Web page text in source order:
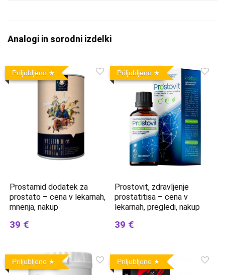
Analogi in sorodni izdelki
Priljubljeno
Prostamid dodatek za
prostato – cena v lekarnah,
mnenja, nakup
39 €
Priljubljeno
Prostovit, zdravljenje
prostatitisa – cena v
lekarnah, pregledi, nakup
39 €
Priljubljeno Priljubljeno